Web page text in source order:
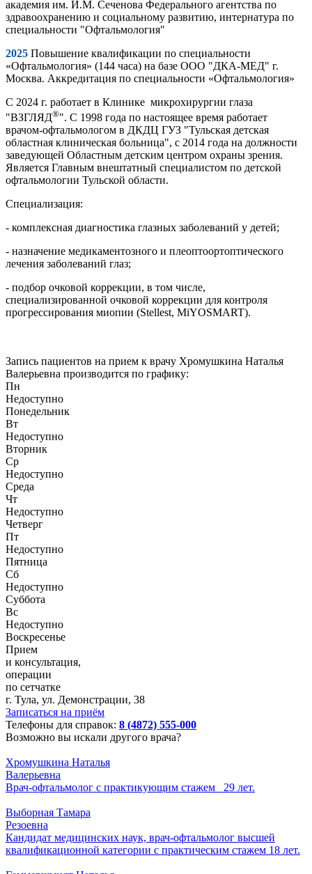
академия им. И.М. Сеченова Федерального агентства по
здравоохранению и социальному развитию, интернатура по
специальности "Офтальмология"
2025 Повышение квалификации по специальности
«Офтальмология» (144 часа) на базе ООО "ДКА-МЕД" г.
Москва. Аккредитация по специальности «Офтальмология»
С 2024 г. работает в Клинике микрохирургии глаза
"ВЗГЛЯД®". С 1998 года по настоящее время работает
врачом-офтальмологом в ДКДЦ ГУЗ "Тульская детская
областная клиническая больница", с 2014 года на должности
заведующей Областным детским центром охраны зрения.
Является Главным внештатный специалистом по детской
офтальмологии Тульской области.
Специализация:
- комплексная диагностика глазных заболеваний у детей;
- назначение медикаментозного и плеоптоортоптического
лечения заболеваний глаз;
- подбор очковой коррекции, в том числе,
специализированной очковой коррекции для контроля
прогрессирования миопии (Stellest, MiYOSMART).
Запись пациентов на прием к врачу Хромушкина Наталья
Валерьевна производится по графику:
Пн
Недоступно
Понедельник
Вт
Недоступно
Вторник
Ср
Недоступно
Среда
Чт
Недоступно
Четверг
Пт
Недоступно
Пятница
Сб
Недоступно
Суббота
Вс
Недоступно
Воскресенье
Прием
и консультация,
операции
по сетчатке
г. Тулa, ул. Дeмoнстpaции, 38
Записаться на приём
Телефоны для справок: 8 (4872) 555-000
Возможно вы искали другого врача?
Хромушкина Наталья
Валерьевна
Врач-офтальмолог с практикующим стажем 29 лет.
Выборная Тамара
Резоевна
Кандидат медицинских наук, врач-офтальмолог высшей
квалификационной категории с практическим стажем 18 лет.